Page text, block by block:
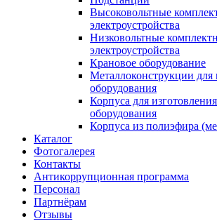
Высоковольтные
электроустройства
Низковольтные
электроустройства
Крановое оборудование
Металлоконструкции для
оборудования
Корпуса для
оборудования
Корпуса из полиэфира
Каталог
Фотогалерея
Контакты
Антикоррупционная программа
Персонал
Партнёрам
Отзывы